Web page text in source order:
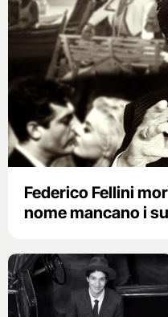
Federico Fellini
nome mancano i